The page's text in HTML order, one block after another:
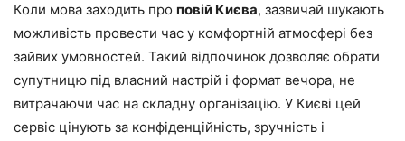
Коли мова заходить про повій Києва, зазвичай шукають
можливість провести час у комфортній атмосфері без
зайвих умовностей. Такий відпочинок дозволяє обрати
супутницю під власний настрій і формат вечора, не
витрачаючи час на складну організацію. У Києві цей
сервіс цінують за конфіденційність, зручність і